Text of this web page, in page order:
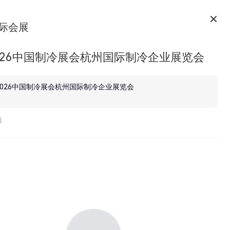
会展
中国制冷展会杭州国际制冷企业展览会
中国制冷展会杭州国际制冷企业展览会